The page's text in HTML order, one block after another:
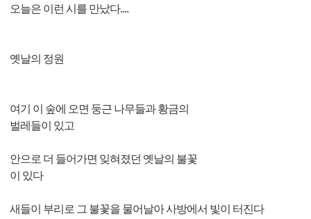
오늘은 이런 시를 만났다....
옛날의 정원
여기 이 숲에 오면 둥근 나무들과 황금의
벌레들이 있고
안으로 더 들어가면 잊혀졌던 옛날의 불꽃
이 있다
새들이 부리로 그 불꽃을 물어날아 사방에서 빛이 터진다